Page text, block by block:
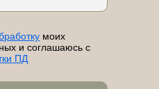
моих
и соглашаюсь с
ПД